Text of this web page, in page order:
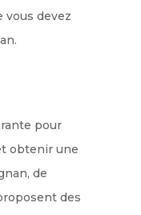
vous devez
pour
obtenir une
de
des